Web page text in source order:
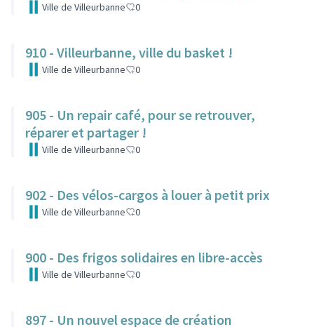
Ville de Villeurbanne 0
910 - Villeurbanne, ville du basket !
Ville de Villeurbanne 0
905 - Un repair café, pour se retrouver,
réparer et partager !
Ville de Villeurbanne 0
902 - Des vélos-cargos à louer à petit prix
Ville de Villeurbanne 0
900 - Des frigos solidaires en libre-accès
Ville de Villeurbanne 0
897 - Un nouvel espace de création